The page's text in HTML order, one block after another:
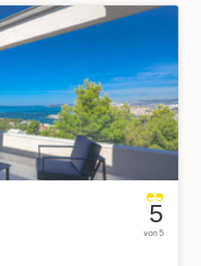
5
von 5